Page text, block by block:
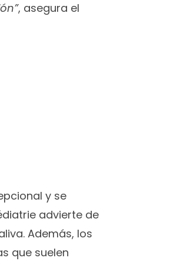
, asegura el
y se
advierte de
Además, los
que suelen